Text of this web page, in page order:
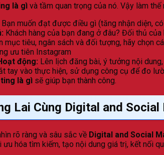
là gì và tầm quan trọng của nó. Vậy làm
Bạn muốn đạt được điều gì (tăng nhận diện,
Khách hàng của bạn đang ở đâu? Đối thủ
mục tiêu, ngân sách và đối tượng, hãy chọn
ưu tiên Instagram
động: Lên lịch đăng bài, ý tưởng nội
tay vào thực hiện, sử dụng công cụ để đo
là gì sẽ giúp bạn thành công.
Lai Cùng Digital and
rõ ràng và sâu sắc về Digital and Social
hóa tìm kiếm, tạo nội dung giá trị, kết nối